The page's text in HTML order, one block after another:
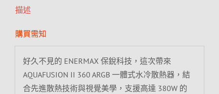
描述
購買需知
好久不見的 ENERMAX 保銳科技，這次帶來
AQUAFUSION II 360 ARGB 一體式水冷散熱器，結
合先進散熱技術與視覺美學，支援高達 380W 的